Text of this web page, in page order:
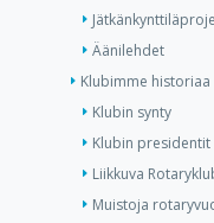
Äänilehdet
Klubimme historiaa
Klubin synty
Klubin
Liikkuva
Muistoja